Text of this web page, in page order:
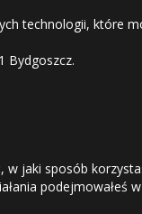
technologii, które
Bydgoszcz.
jaki sposób
podejmowałeś
umowy